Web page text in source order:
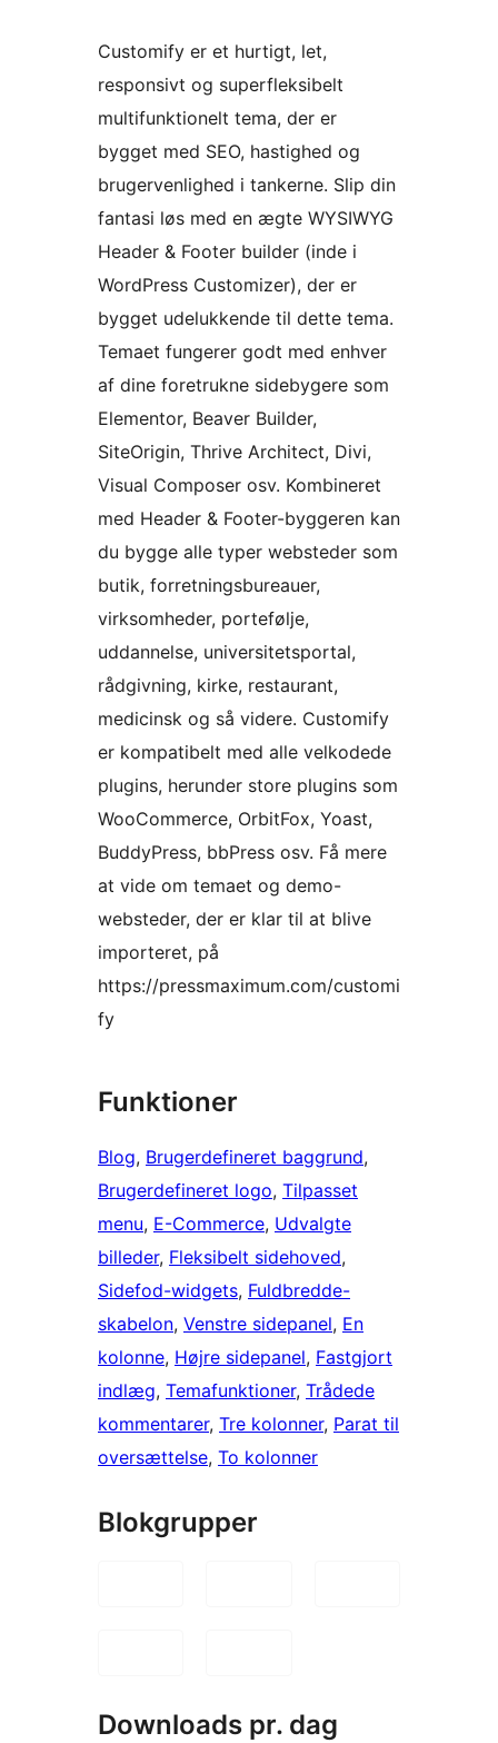
Customify er et hurtigt, let,
responsivt og superfleksibelt
multifunktionelt tema, der er
bygget med SEO, hastighed og
brugervenlighed i tankerne. Slip din
fantasi løs med en ægte WYSIWYG
Header & Footer builder (inde i
WordPress Customizer), der er
bygget udelukkende til dette tema.
Temaet fungerer godt med enhver
af dine foretrukne sidebygere som
Elementor, Beaver Builder,
SiteOrigin, Thrive Architect, Divi,
Visual Composer osv. Kombineret
med Header & Footer-byggeren kan
du bygge alle typer websteder som
butik, forretningsbureauer,
virksomheder, portefølje,
uddannelse, universitetsportal,
rådgivning, kirke, restaurant,
medicinsk og så videre. Customify
er kompatibelt med alle velkodede
plugins, herunder store plugins som
WooCommerce, OrbitFox, Yoast,
BuddyPress, bbPress osv. Få mere
at vide om temaet og demo-
websteder, der er klar til at blive
importeret, på
https://pressmaximum.com/customi
fy
Funktioner
Blog, Brugerdefineret baggrund
Brugerdefineret logo, Tilpasset
menu, E-Commerce, Udvalgte
billeder, Fleksibelt sidehoved
Sidefod-widgets, Fuldbredde-
skabelon, Venstre sidepanel, En
kolonne, Højre sidepanel, Fastgjort
indlæg, Temafunktioner, Trådede
kommentarer, Tre kolonner, Parat til
oversættelse, To kolonner
Blokgrupper
Downloads pr. dag